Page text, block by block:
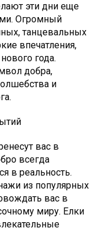
эти дни еще
Огромный
танцевальных
впечатления,
года.
добра,
и
вас в
всегда
в реальность.
из популярных
вас в
миру. Елки